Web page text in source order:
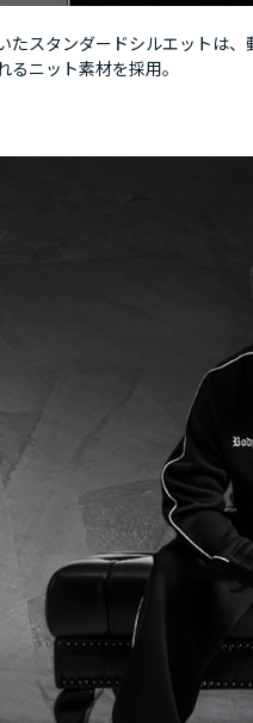
たスタンダードシルエットは
るニット素材を採用。